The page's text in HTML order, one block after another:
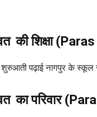
की शिक्षा
पढ़ाई नागपुर के
का परिवार